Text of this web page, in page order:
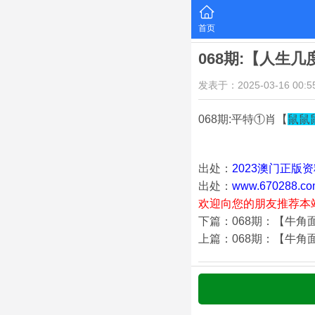
首页
068期:【人生几
发表于：2025-03-16
068期:平特①肖【 鼠鼠
出处： 2023澳门正版
出处：
欢迎向您的朋友推荐
下篇：068期：【牛角
上篇：068期：【牛角